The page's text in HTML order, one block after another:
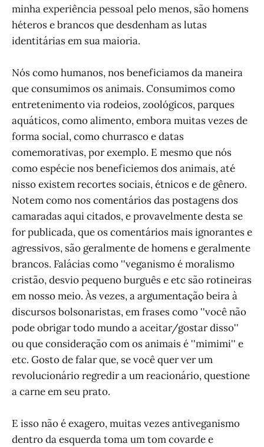
minha experiência pessoal pelo menos, são homens
héteros e brancos que desdenham as lutas
identitárias em sua maioria.
Nós como humanos, nos beneficiamos da maneira
que consumimos os animais. Consumimos como
entretenimento via rodeios, zoológicos, parques
aquáticos, como alimento, embora muitas vezes de
forma social, como churrasco e datas
comemorativas, por exemplo. E mesmo que nós
como espécie nos beneficiemos dos animais, até
nisso existem recortes sociais, étnicos e de gênero.
Notem como nos comentários das postagens dos
camaradas aqui citados, e provavelmente desta se
for publicada, que os comentários mais ignorantes e
agressivos, são geralmente de homens e geralmente
brancos. Falácias como ''veganismo é moralismo
cristão, desvio pequeno burguês e etc são rotineiras
em nosso meio. Às vezes, a argumentação beira à
discursos bolsonaristas, em frases como ''você não
pode obrigar todo mundo a aceitar/gostar disso''
ou que consideração com os animais é ''mimimi'' e
etc. Gosto de falar que, se você quer ver um
revolucionário regredir a um reacionário, questione
a carne em seu prato.
E isso não é exagero, muitas vezes antiveganismo
dentro da esquerda toma um tom covarde e